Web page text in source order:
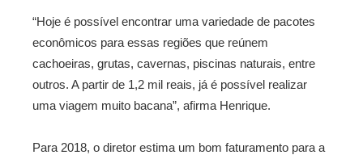
“Hoje é possível encontrar uma variedade de pacotes
econômicos para essas regiões que reúnem
cachoeiras, grutas, cavernas, piscinas naturais, entre
outros. A partir de 1,2 mil reais, já é possível realizar
uma viagem muito bacana”, afirma Henrique.
Para 2018, o diretor estima um bom faturamento para a